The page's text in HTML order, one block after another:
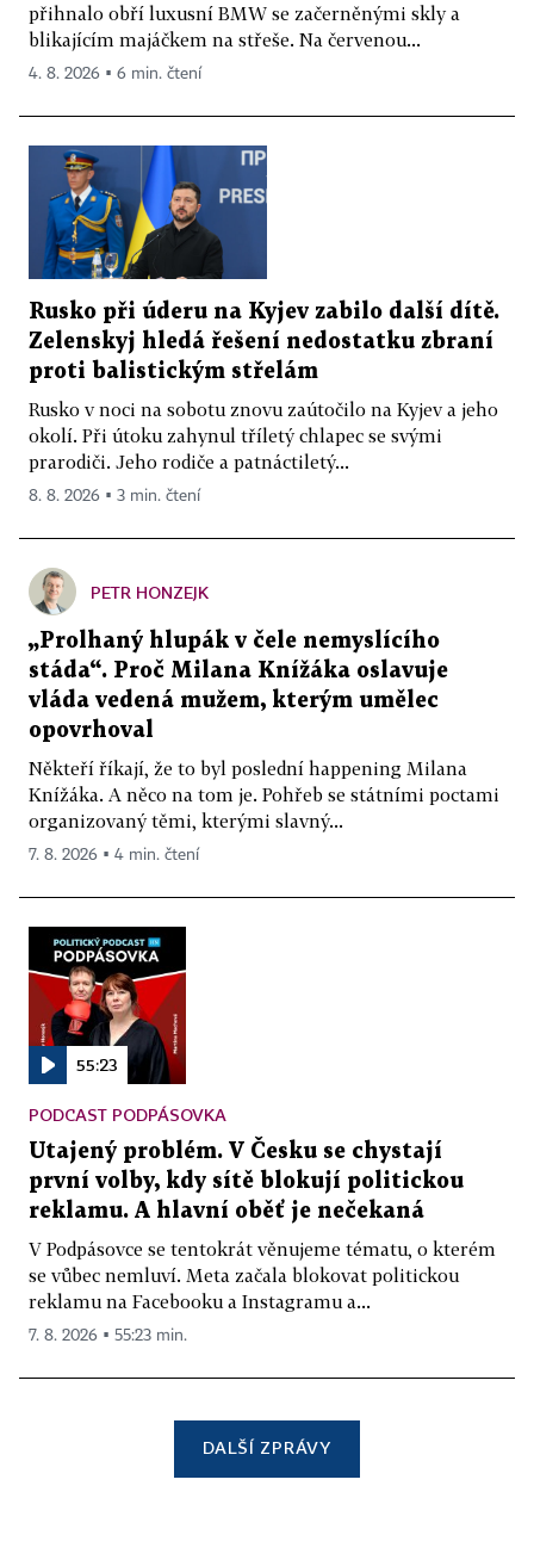
přihnalo obří luxusní BMW se začerněnými skly a
blikajícím majáčkem na střeše. Na červenou...
4. 8. 2026 ▪ 6 min. čtení
Rusko při úderu na Kyjev zabilo další dítě.
Zelenskyj hledá řešení nedostatku zbraní
proti balistickým střelám
Rusko v noci na sobotu znovu zaútočilo na Kyjev a jeho
okolí. Při útoku zahynul tříletý chlapec se svými
prarodiči. Jeho rodiče a patnáctiletý...
8. 8. 2026 ▪ 3 min. čtení
PETR HONZEJK
„Prolhaný hlupák v čele nemyslícího
stáda“. Proč Milana Knížáka oslavuje
vláda vedená mužem, kterým umělec
opovrhoval
Někteří říkají, že to byl poslední happening Milana
Knížáka. A něco na tom je. Pohřeb se státními poctami
organizovaný těmi, kterými slavný...
7. 8. 2026 ▪ 4 min. čtení
55:23
PODCAST PODPÁSOVKA
Utajený problém. V Česku se chystají
první volby, kdy sítě blokují politickou
reklamu. A hlavní oběť je nečekaná
V Podpásovce se tentokrát věnujeme tématu, o kterém
se vůbec nemluví. Meta začala blokovat politickou
reklamu na Facebooku a Instagramu a...
7. 8. 2026 ▪ 55:23 min.
DALŠÍ ZPRÁVY